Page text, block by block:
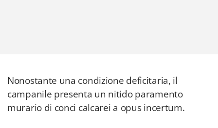
Nonostante una condizione deficitaria, il
campanile presenta un nitido paramento
murario di conci calcarei a opus incertum.